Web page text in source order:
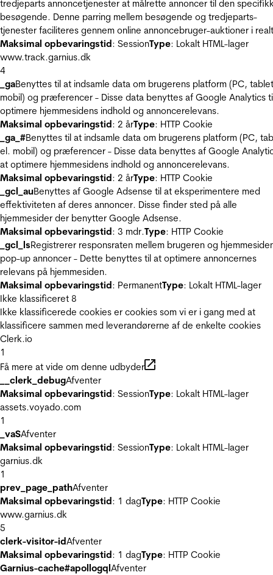
tredjeparts annoncetjenester at målrette annoncer til den
besøgende. Denne parring mellem besøgende og tredjeparts-
tjenester faciliteres gennem online annoncebruger-auktioner i
Maksimal opbevaringstid: SessionType: Lokalt HTML-lager
www.track.garnius.dk
4
_gaBenyttes til at indsamle data om brugerens platform (PC,
mobil) og præferencer - Disse data benyttes af Google Analytics
optimere hjemmesidens indhold og annoncerelevans.
Maksimal opbevaringstid: 2 årType: HTTP Cookie
_ga_#Benyttes til at indsamle data om brugerens platform (PC,
el. mobil) og præferencer - Disse data benyttes af Google
at optimere hjemmesidens indhold og annoncerelevans.
Maksimal opbevaringstid: 2 årType: HTTP Cookie
_gcl_auBenyttes af Google Adsense til at eksperimentere med
effektiviteten af deres annoncer. Disse finder sted på alle
hjemmesider der benytter Google Adsense.
Maksimal opbevaringstid: 3 mdr.Type: HTTP Cookie
_gcl_lsRegistrerer responsraten mellem brugeren og
pop-up annoncer - Dette benyttes til at optimere annoncernes
relevans på hjemmesiden.
Maksimal opbevaringstid: PermanentType: Lokalt HTML-lager
Ikke klassificeret 8
Ikke klassificerede cookies er cookies som vi er i gang med at
klassificere sammen med leverandørerne af de enkelte cookies
Clerk.io
1
Få mere at vide om denne udbyder
__clerk_debugAfventer
Maksimal opbevaringstid: SessionType: Lokalt HTML-lager
assets.voyado.com
1
_vaSAfventer
Maksimal opbevaringstid: SessionType: Lokalt HTML-lager
garnius.dk
1
prev_page_pathAfventer
Maksimal opbevaringstid: 1 dagType: HTTP Cookie
www.garnius.dk
5
clerk-visitor-idAfventer
Maksimal opbevaringstid: 1 dagType: HTTP Cookie
Garnius-cache#apollogqlAfventer